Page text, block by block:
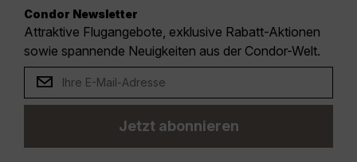
Condor Newsletter
Attraktive Flugangebote, exklusive Rabatt-Aktionen
sowie spannende Neuigkeiten aus der Condor-Welt.
Jetzt abonnieren